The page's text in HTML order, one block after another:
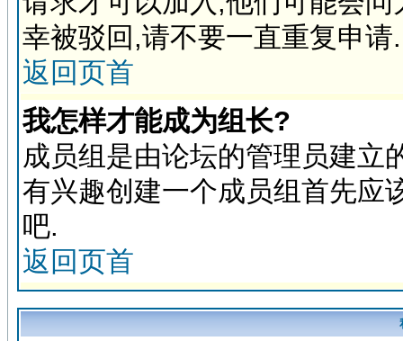
幸被驳回,请不要一直重复申请.
返回页首
我怎样才能成为组长?
成员组是由论坛的管理员建立
有兴趣创建一个成员组首先应
吧.
返回页首